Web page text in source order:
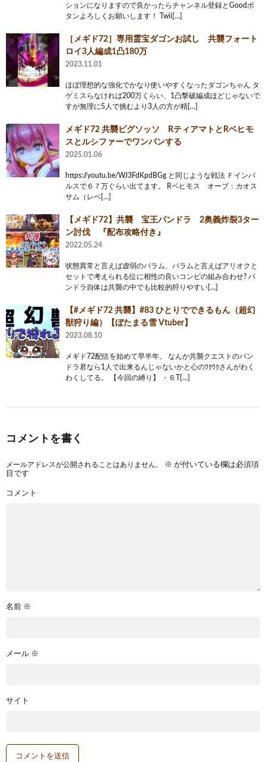
ションになりますので良かったらチャンネル登録とGoodボ
タンよろしくお願いします！ Twii[…]
［メギド72］専用霊宝ダゴンお試し 共襲フォート
ロイ3人編成1凸180万
2023.11.01
ほぼ理想的な強化でかなり使いやすくなったダゴンちゃん タ
ゲミスらなければ200万くらい、1凸撃破編成ほどじゃないで
すが無理に5人で挑むより3人の方が精[…]
メギド72 共襲ピグソッソ RティアマトとRベヒモ
スとルシファーでワンパンする
2025.01.06
https://youtu.be/WJ3FdKpdBGg と同じような戦法 Ｆインパ
ルスで６７万ぐらい出てます。 Rベヒモス オーブ：カオス
サム（レベ[…]
【メギド72】共襲 宝王パンドラ 2奥義炸裂3ター
ン討伐 『配布攻略付き』
2022.05.24
状態異常と言えば虚弱のバラム、バラムと言えばアリオクと
セットで考えられる位に相性の良いコンビの組み合わせ? パ
ンドラ自体は共襲の中でも比較的狩りやすい[…]
【#メギド72 共襲】#83 ひとりでできるもん（超幻
獣狩り編）【ぼたまる雪 Vtuber】
2023.08.10
メギド72配信を始めて早半年。 なんか共襲クエストのパン
ドラ君なら1人で出来るんじゃないかと心のﾜｸﾜｸさんがわく
わくしてる。 【今回の縛り】 ・６T[…]
コメントを書く
メールアドレスが公開されることはありません。 ※ が付いている欄は必須項
目です
コメント
名前 ※
メール ※
サイト